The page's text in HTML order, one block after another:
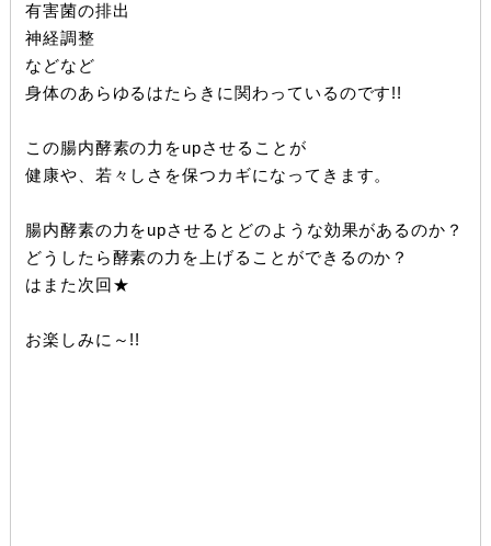
有害菌の排出
神経調整
などなど
身体のあらゆるはたらきに関わっているのです!!
この腸内酵素の力をupさせることが
健康や、若々しさを保つカギになってきます。
腸内酵素の力をupさせるとどのような効果があるのか？
どうしたら酵素の力を上げることができるのか？
はまた次回★
お楽しみに～!!